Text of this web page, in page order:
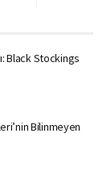
Black Stockings
Bilinmeyen